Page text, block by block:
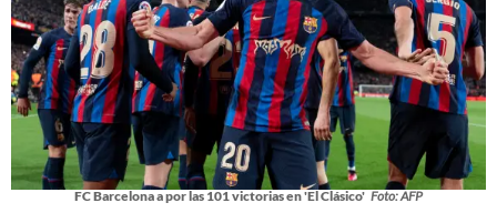
FC Barcelona a por las 101 victorias en 'El Clásico' Foto: AFP